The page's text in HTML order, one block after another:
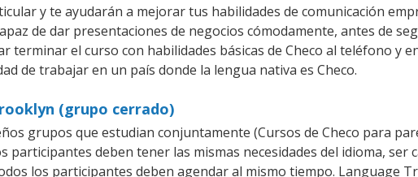
y te ayudarán a mejorar tus habilidades de comunicación
de dar presentaciones de negocios cómodamente, antes de
el curso con habilidades básicas de Checo al teléfono y
de trabajar en un país donde la lengua nativa es Checo.
(grupo cerrado)
grupos que estudian conjuntamente (Cursos de Checo para
deben tener las mismas necesidades del idioma, ser
los participantes deben agendar al mismo tiempo. Language